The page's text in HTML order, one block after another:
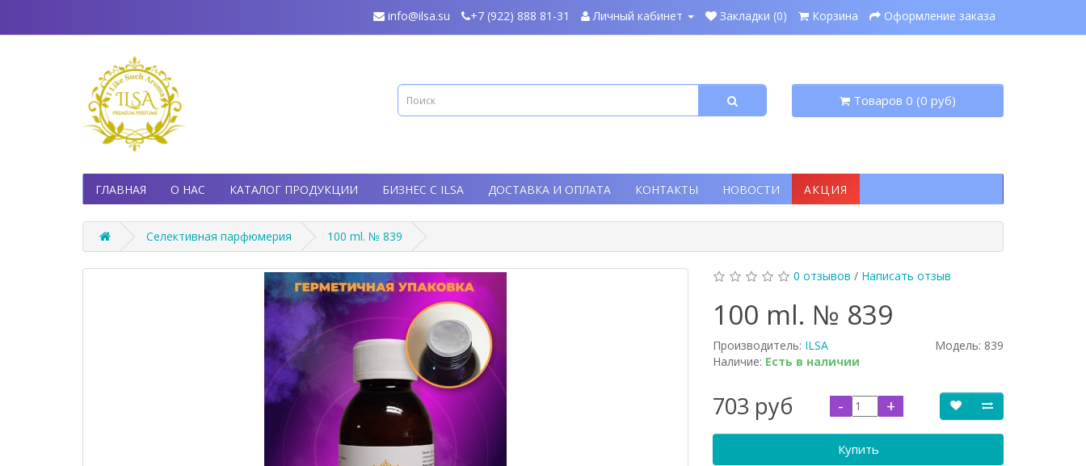
info@ilsa.su +7 (922) 888 81-31 Личный кабинет Закладки (0) Корзина Оформление заказа
Товаров 0 (0 руб)
ГЛАВНАЯ О НАС КАТАЛОГ ПРОДУКЦИИ БИЗНЕС С ILSA ДОСТАВКА И ОПЛАТА КОНТАКТЫ НОВОСТИ АКЦИЯ
Селективная парфюмерия 100 ml. № 839
0 отзывов / Написать отзыв
100 ml. № 839
Производитель: ILSA Модель: 839
Наличие: Есть в наличии
703 руб - +
Купить